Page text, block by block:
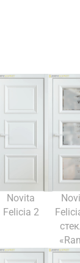
Novita
Felicia 2